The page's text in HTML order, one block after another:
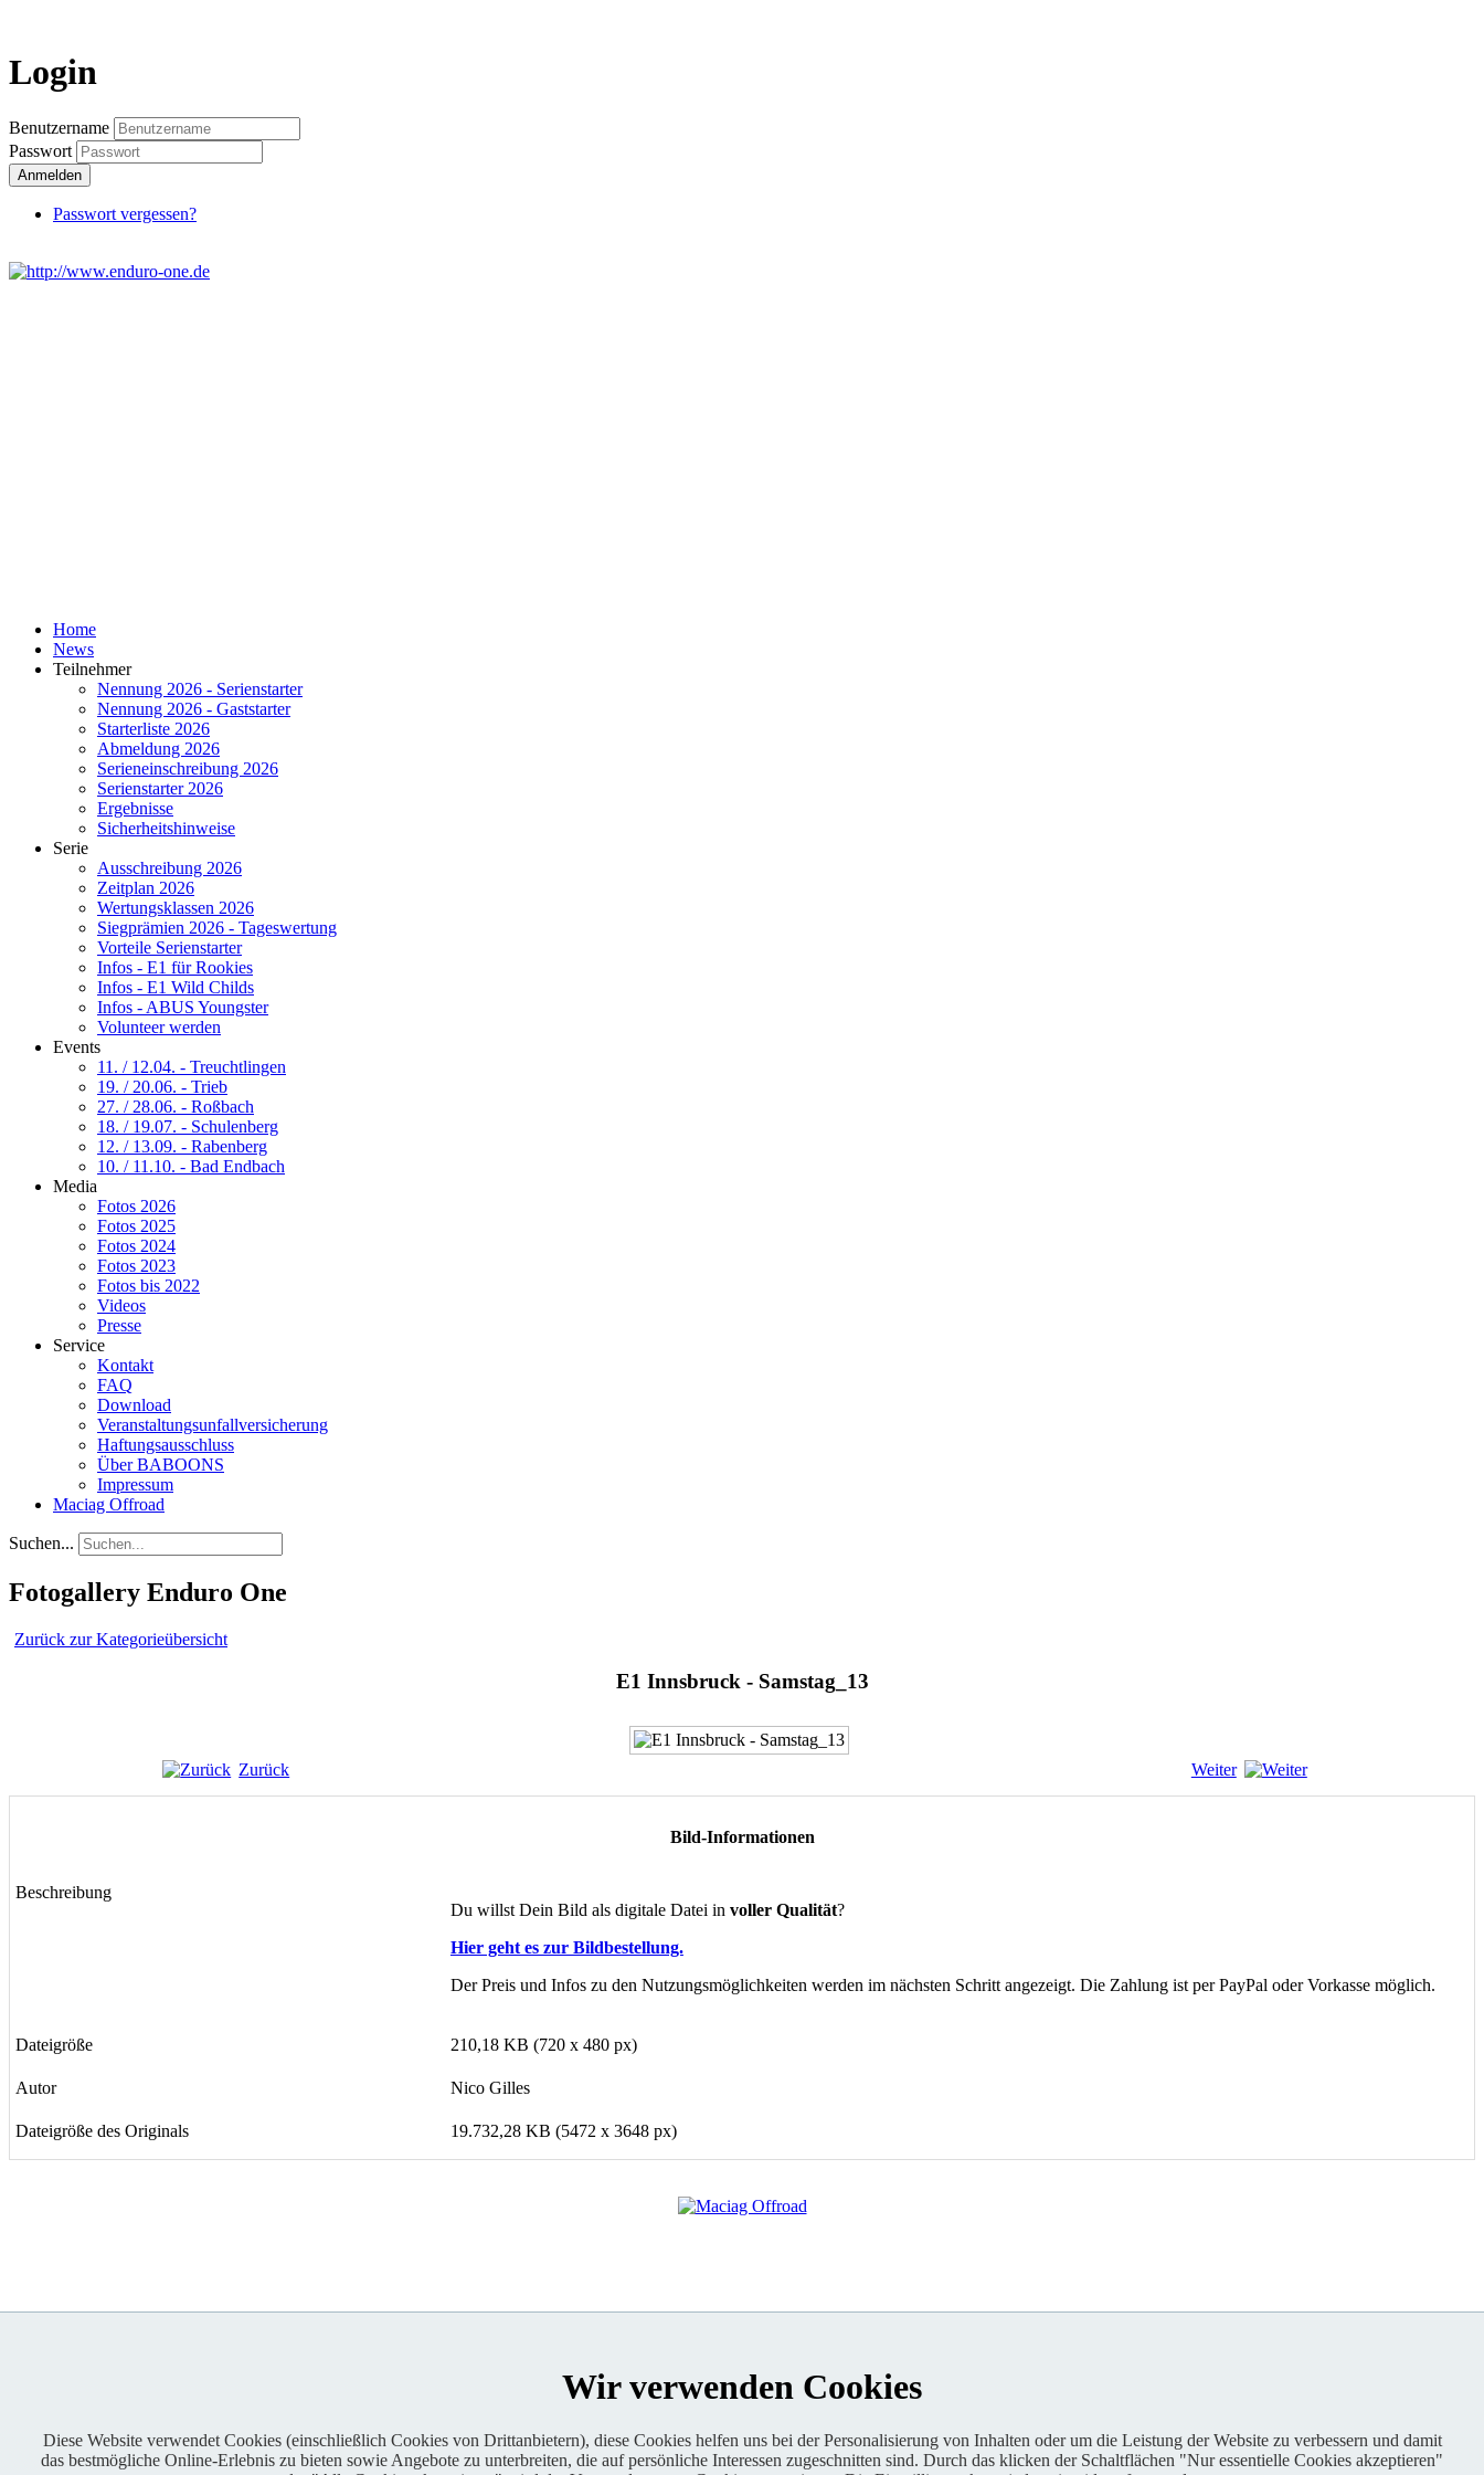
Login
Benutzername
Passwort
Anmelden
Passwort vergessen?
Home
News
Teilnehmer
Nennung 2026 - Serienstarter
Nennung 2026 - Gaststarter
Starterliste 2026
Abmeldung 2026
Serieneinschreibung 2026
Serienstarter 2026
Ergebnisse
Sicherheitshinweise
Serie
Ausschreibung 2026
Zeitplan 2026
Wertungsklassen 2026
Siegprämien 2026 - Tageswertung
Vorteile Serienstarter
Infos - E1 für Rookies
Infos - E1 Wild Childs
Infos - ABUS Youngster
Volunteer werden
Events
11. / 12.04. - Treuchtlingen
19. / 20.06. - Trieb
27. / 28.06. - Roßbach
18. / 19.07. - Schulenberg
12. / 13.09. - Rabenberg
10. / 11.10. - Bad Endbach
Media
Fotos 2026
Fotos 2025
Fotos 2024
Fotos 2023
Fotos bis 2022
Videos
Presse
Service
Kontakt
FAQ
Download
Veranstaltungsunfallversicherung
Haftungsausschluss
Über BABOONS
Impressum
Maciag Offroad
Suchen...
Fotogallery Enduro One
Zurück zur Kategorieübersicht
E1 Innsbruck - Samstag_13
Zurück Weiter
Bild-Informationen
Beschreibung
Du willst Dein Bild als digitale Datei in voller Qualität?
Hier geht es zur Bildbestellung.
Der Preis und Infos zu den Nutzungsmöglichkeiten werden im nächsten Schritt angezeigt. Die Zahlung ist per PayPal oder Vorkasse möglich.
Dateigröße 210,18 KB (720 x 480 px)
Autor Nico Gilles
Dateigröße des Originals 19.732,28 KB (5472 x 3648 px)
Wir verwenden Cookies
Diese Website verwendet Cookies (einschließlich Cookies von Drittanbietern), diese Cookies helfen uns bei der Personalisierung von Inhalten oder um die Leistung der Website zu verbessern und damit
das bestmögliche Online-Erlebnis zu bieten sowie Angebote zu unterbreiten, die auf persönliche Interessen zugeschnitten sind. Durch das klicken der Schaltflächen "Nur essentielle Cookies akzeptieren"